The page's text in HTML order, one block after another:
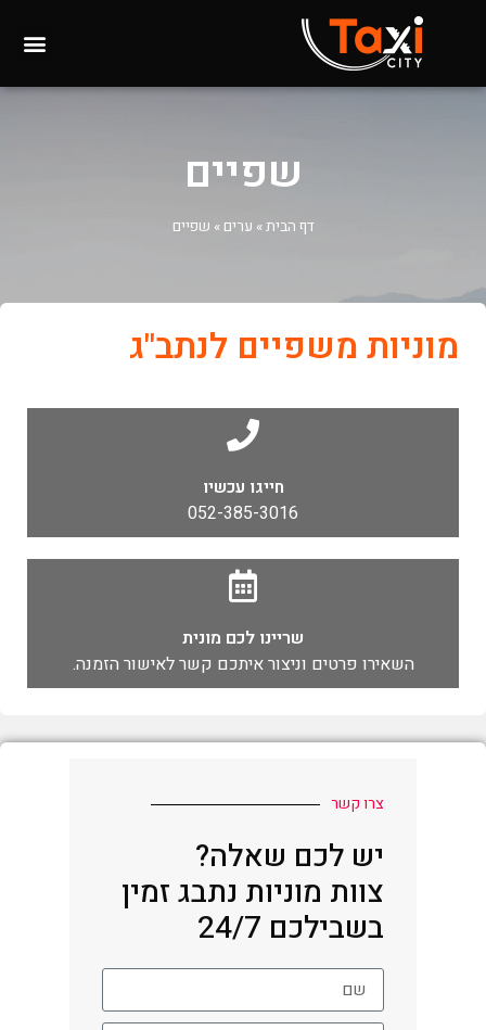
שפיים
דף הבית» ערים » שפיים
מוניות משפיים לנתב"ג
חייגו עכשיו
052-385-3016
שריינו לכם מונית
השאירו פרטים וניצור איתכם קשר לאישור הזמנה.
צרו קשר
יש לכם שאלה?
צוות מוניות נתבג זמין
בשבילכם 24/7